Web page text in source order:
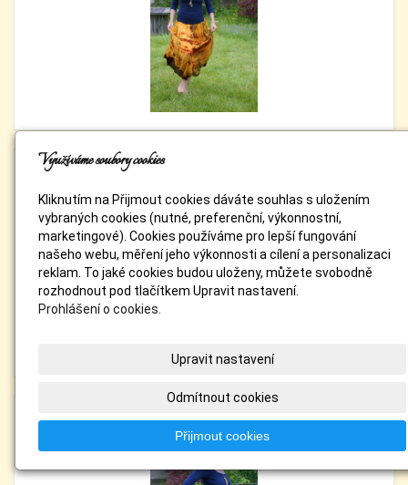
Využíváme soubory cookies
Kliknutím na Přijmout cookies dáváte souhlas s uložením
vybraných cookies (nutné, preferenční, výkonnostní,
marketingové). Cookies používáme pro lepší fungování
našeho webu, měření jeho výkonnosti a cílení a personalizaci
reklam. To jaké cookies budou uloženy, můžete svobodně
rozhodnout pod tlačítkem Upravit nastavení.
Prohlášení o cookies.
Upravit nastavení
Odmítnout cookies
Přijmout cookies